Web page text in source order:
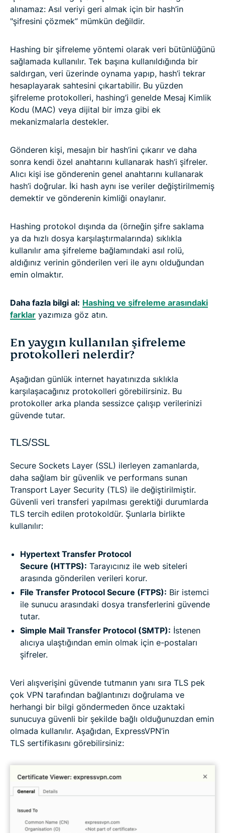
alınamaz: Asıl veriyi geri almak için bir hash’in
"şifresini çözmek” mümkün değildir.
Hashing bir şifreleme yöntemi olarak veri bütünlüğünü
sağlamada kullanılır. Tek başına kullanıldığında bir
saldırgan, veri üzerinde oynama yapıp, hash’i tekrar
hesaplayarak sahtesini çıkartabilir. Bu yüzden
şifreleme protokolleri, hashing’i genelde Mesaj Kimlik
Kodu (MAC) veya dijital bir imza gibi ek
mekanizmalarla destekler.
Gönderen kişi, mesajın bir hash’ini çıkarır ve daha
sonra kendi özel anahtarını kullanarak hash’i şifreler.
Alıcı kişi ise gönderenin genel anahtarını kullanarak
hash’i doğrular. İki hash aynı ise veriler değiştirilmemiş
demektir ve gönderenin kimliği onaylanır.
Hashing protokol dışında da (örneğin şifre saklama
ya da hızlı dosya karşılaştırmalarında) sıklıkla
kullanılır ama şifreleme bağlamındaki asıl rolü,
aldığınız verinin gönderilen veri ile aynı olduğundan
emin olmaktır.
Daha fazla bilgi al: Hashing ve şifreleme arasındaki
farklar yazımıza göz atın.
En yaygın kullanılan şifreleme
protokolleri nelerdir?
Aşağıdan günlük internet hayatınızda sıklıkla
karşılaşacağınız protokolleri görebilirsiniz. Bu
protokoller arka planda sessizce çalışıp verilerinizi
güvende tutar.
TLS/SSL
Secure Sockets Layer (SSL) ilerleyen zamanlarda,
daha sağlam bir güvenlik ve performans sunan
Transport Layer Security (TLS) ile değiştirilmiştir.
Güvenli veri transferi yapılması gerektiği durumlarda
TLS tercih edilen protokoldür. Şunlarla birlikte
kullanılır:
Hypertext Transfer Protocol
Secure (HTTPS): Tarayıcınız ile web siteleri
arasında gönderilen verileri korur.
File Transfer Protocol Secure (FTPS): Bir istemci
ile sunucu arasındaki dosya transferlerini güvende
tutar.
Simple Mail Transfer Protocol (SMTP): İstenen
alıcıya ulaştığından emin olmak için e-postaları
şifreler.
Veri alışverişini güvende tutmanın yanı sıra TLS pek
çok VPN tarafından bağlantınızı doğrulama ve
herhangi bir bilgi göndermeden önce uzaktaki
sunucuya güvenli bir şekilde bağlı olduğunuzdan emin
olmada kullanılır. Aşağıdan, ExpressVPN’in
TLS sertifikasını görebilirsiniz: